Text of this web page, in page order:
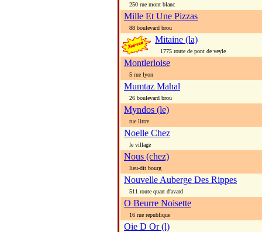
250 rue mont blanc
Mille Et Une Pizzas
88 boulevard brou
Mitaine (la)
1775 route de pont de veyle
Montlerloise
5 rue lyon
Mumtaz Mahal
26 boulevard brou
Myndos (le)
rue littre
Noelle Chez
le village
Nous (chez)
lieu-dit bourg
Nouvelle Auberge Des Rippes
511 route quart d'avard
O Beurre Noisette
16 rue republique
Oie D Or (l)